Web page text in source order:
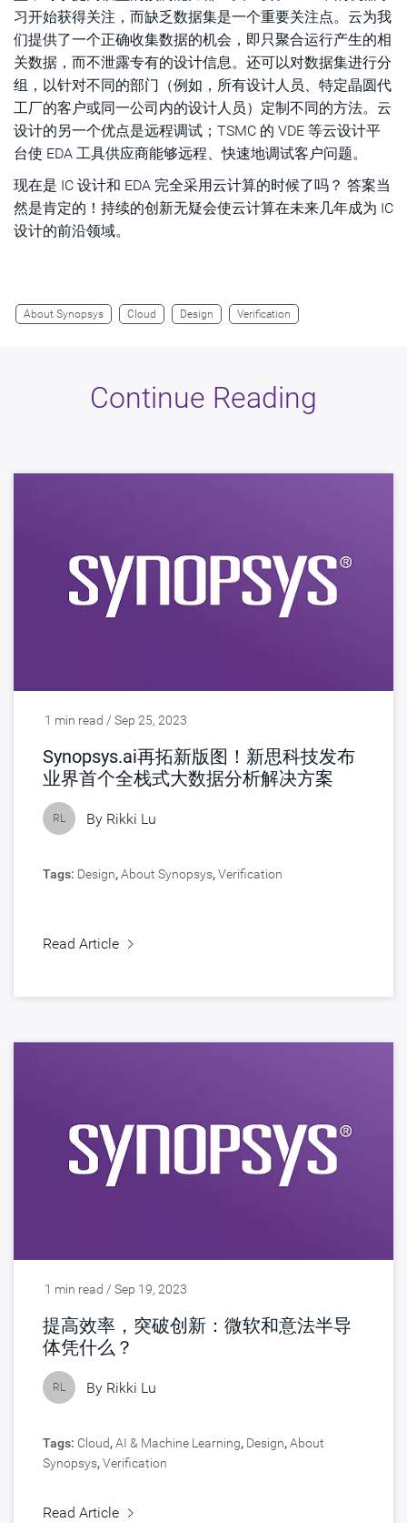
习开始获得关注，而缺乏数据集是一个重要关注点。云为我
们提供了一个正确收集数据的机会，即只聚合运行产生的相
关数据，而不泄露专有的设计信息。还可以对数据集进行分
组，以针对不同的部门（例如，所有设计人员、特定晶圆代
工厂的客户或同一公司内的设计人员）定制不同的方法。云
设计的另一个优点是远程调试；TSMC 的 VDE 等云设计平
台使 EDA 工具供应商能够远程、快速地调试客户问题。
现在是 IC 设计和 EDA 完全采用云计算的时候了吗？ 答案当
然是肯定的！持续的创新无疑会使云计算在未来几年成为 IC
设计的前沿领域。
About Synopsys Cloud Design Verification
Continue Reading
1 min read / Sep 25, 2023
Synopsys.ai再拓新版图！新思科技发布
业界首个全栈式大数据分析解决方案
RL By Rikki Lu
Tags: Design,About Synopsys,Verification
Read Article
1 min read / Sep 19, 2023
提高效率，突破创新：微软和意法半导
体凭什么？
RL By Rikki Lu
Tags: Cloud,AI & Machine Learning, Design,About
Synopsys,Verification
Read Article